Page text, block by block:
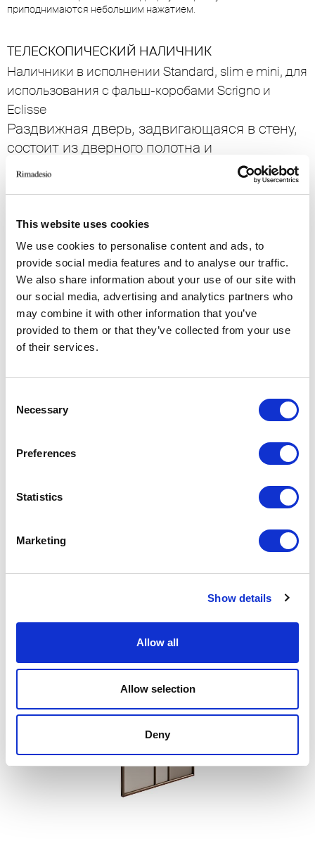
This website uses cookies
We use cookies to personalise content and ads, to
provide social media features and to analyse our traffic.
We also share information about your use of our site with
our social media, advertising and analytics partners who
may combine it with other information that you’ve
provided to them or that they’ve collected from your use
of their services.
Selection
Necessary
Preferences
Statistics
Marketing
Show details
Allow all
Allow selection
Deny
приподнимаются небольшим нажатием.
ТЕЛЕСКОПИЧЕСКИЙ НАЛИЧНИК
Наличники в исполнении Standard, slim e mini, для
использования с фальш-коробами Scrigno и
Eclisse
Раздвижная дверь, задвигающаяся в стену,
состоит из дверного полотна и
телескопического наличника, способного
slim, mini и standard в одной из шести
предлагаемых отделок.
КОЛЛЕКЦИЯ ДВЕРНЫХ ПОЛОТЕН
Раздвижные двери
состоит из направляющей, дверного
полотна и наличника или дополнительной
стойки. Двери, используемые с
Sail, Daimon, Graphis, Siparium и